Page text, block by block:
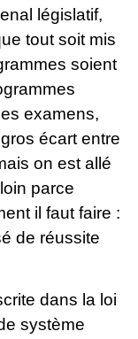
législatif,
tout soit mis
soient
examens,
écart entre
on est allé
parce
il faut faire :
de réussite
dans la loi
système